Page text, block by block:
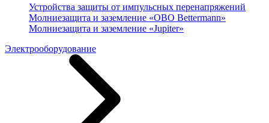
Устройства защиты от импульсных перенапряжений
Молниезащита и заземление «OBO Bettermann»
Молниезащита и заземление «Jupiter»
Электрооборудование